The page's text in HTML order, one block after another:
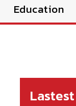
Education
Lastest